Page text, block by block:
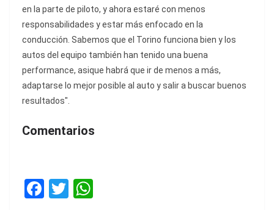
en la parte de piloto, y ahora estaré con menos
responsabilidades y estar más enfocado en la
conducción. Sabemos que el Torino funciona bien y los
autos del equipo también han tenido una buena
performance, asique habrá que ir de menos a más,
adaptarse lo mejor posible al auto y salir a buscar buenos
resultados".
Comentarios
F T